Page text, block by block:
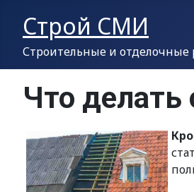
Строй СМИ
Строительные и отделочные
Что делать